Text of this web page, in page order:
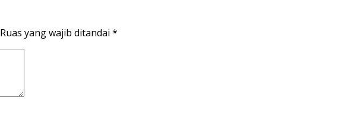
Ruas yang wajib ditandai *